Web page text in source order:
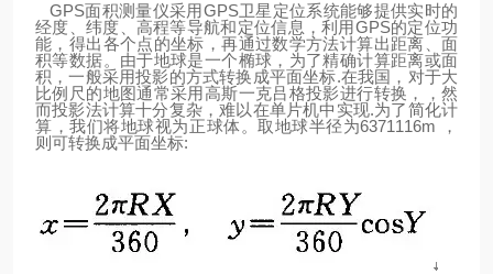
GPS面积测量仪采用GPS卫星定位系统能够提供实时的
经度、纬度、高程等导航和定位信息，利用GPS的定位功
能，得出各个点的坐标，再通过数学方法计算出距离、面
积等数据。由于地球是一个椭球，为了精确计算距离或面
积，一般采用投影的方式转换成平面坐标.在我国，对于大
比例尺的地图通常采用高斯一克吕格投影进行转换，，然
而投影法计算十分复杂，难以在单片机中实现.为了简化计
算，我们将地球视为正球体。取地球半径为6371116m
，
则可转换成平面坐标: